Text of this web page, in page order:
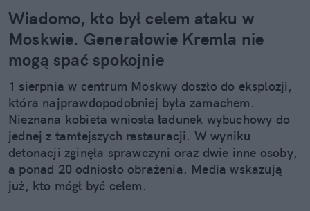
Wiadomo, kto był celem ataku w
Moskwie. Generałowie Kremla nie
mogą spać spokojnie
1 sierpnia w centrum Moskwy doszło do eksplozji,
która najprawdopodobniej była zamachem.
Nieznana kobieta wniosła ładunek wybuchowy do
jednej z tamtejszych restauracji. W wyniku
detonacji zginęła sprawczyni oraz dwie inne osoby,
a ponad 20 odniosło obrażenia. Media wskazują
już, kto mógł być celem.